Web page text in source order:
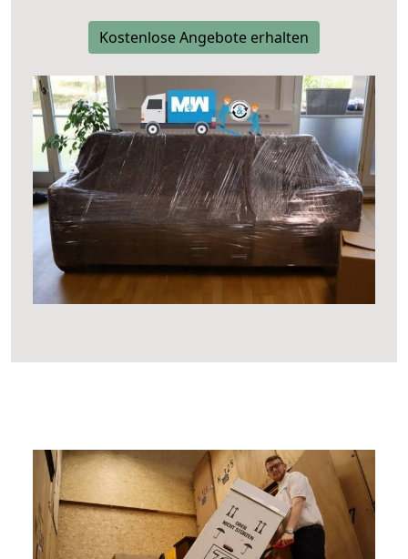
Kostenlose Angebote erhalten